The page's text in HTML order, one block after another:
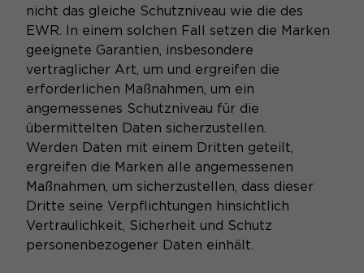
nicht das gleiche Schutzniveau wie die des
EWR. In einem solchen Fall setzen die Marken
geeignete Garantien, insbesondere
vertraglicher Art, um und ergreifen die
erforderlichen Maßnahmen, um ein
angemessenes Schutzniveau für die
übermittelten Daten sicherzustellen.
Werden Daten mit einem Dritten geteilt,
ergreifen die Marken alle angemessenen
Maßnahmen, um sicherzustellen, dass dieser
Dritte seine Verpflichtungen hinsichtlich
Vertraulichkeit, Sicherheit und Schutz
personenbezogener Daten einhält.